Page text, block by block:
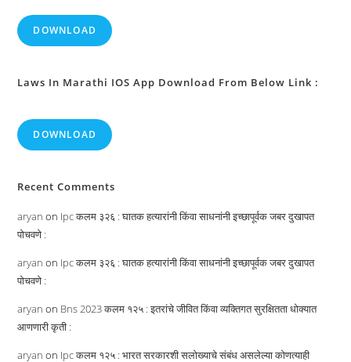
DOWNLOAD
Laws In Marathi IOS App Download From Below Link :
DOWNLOAD
Recent Comments
aryan on Ipc कलम ३२६ : घातक हत्यारांनी किंवा साधनांनी इच्छापूर्वक जबर दुखापत
पोचवणे :
aryan on Ipc कलम ३२६ : घातक हत्यारांनी किंवा साधनांनी इच्छापूर्वक जबर दुखापत
पोचवणे :
aryan on Bns 2023 कलम १२५ : इतरांचे जीवित किंवा व्यक्तिगत सुरक्षितता धोक्यात
आणणारी कृती :
aryan on Ipc कलम १२५ : भारत सरकारशी सलोख्याचे संबंध असलेल्या कोणत्याही